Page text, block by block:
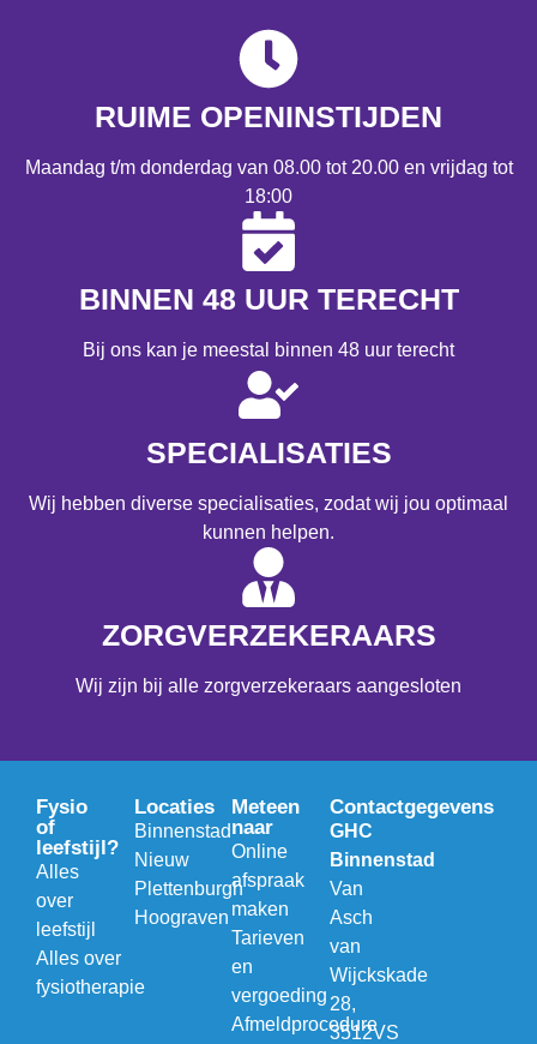
RUIME OPENINSTIJDEN
Maandag t/m donderdag van 08.00 tot 20.00 en vrijdag tot
18:00
BINNEN 48 UUR TERECHT
Bij ons kan je meestal binnen 48 uur terecht
SPECIALISATIES
Wij hebben diverse specialisaties, zodat wij jou optimaal
kunnen helpen.
ZORGVERZEKERAARS
Wij zijn bij alle zorgverzekeraars aangesloten
Fysio
of
leefstijl?
Alles
over
leefstijl
Alles over
fysiotherapie
Locaties
Binnenstad
Nieuw
Plettenburgh
Hoograven
Meteen
naar
Online
afspraak
maken
Tarieven
en
vergoeding
Afmeldprocedure
Contactgegevens
GHC
Binnenstad
Van
Asch
van
Wijckskade
28,
3512VS